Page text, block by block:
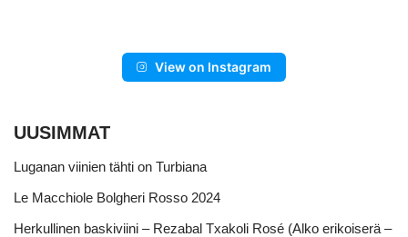
View on Instagram
UUSIMMAT
Luganan viinien tähti on Turbiana
Le Macchiole Bolgheri Rosso 2024
Herkullinen baskiviini – Rezabal Txakoli Rosé (Alko erikoiserä –